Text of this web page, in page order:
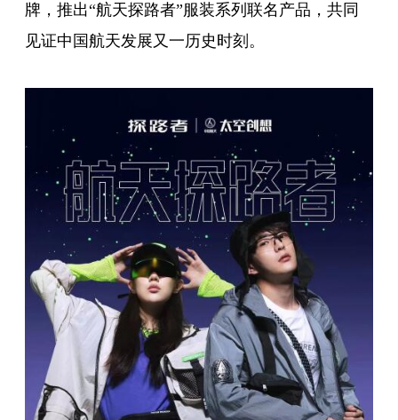
牌，推出“航天探路者”服装系列联名产品，共同
见证中国航天发展又一历史时刻。